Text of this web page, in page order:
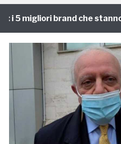
5 migliori brand che stanno